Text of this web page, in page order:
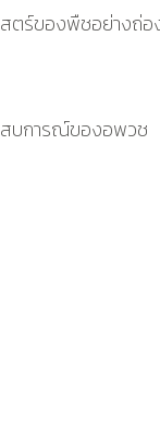
ตร์ของพืชอย่าง
สบการณ์ของอพวช